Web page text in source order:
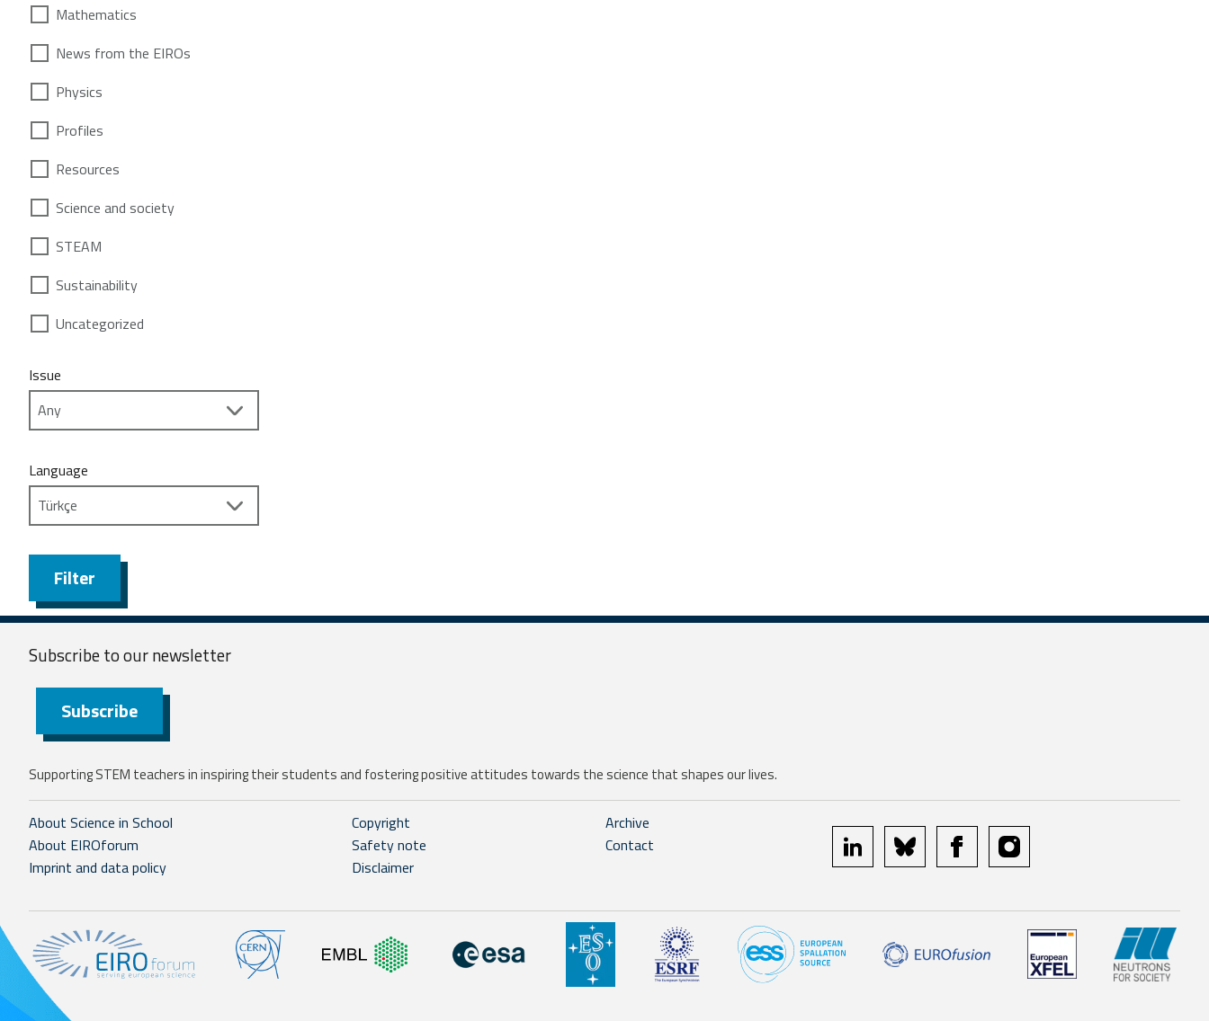
Mathematics
News from the EIROs
Physics
Profiles
Resources
Science and society
STEAM
Sustainability
Uncategorized
Issue
Language
Filter
Subscribe to ournewsletter
Subscribe
Supporting STEM teachers in inspiring their students and fostering positive attitudes towards the science that shapes our lives.
About Science in School
About EIROforum
Imprint and data policy
Copyright
Safety note
Disclaimer
Archive
Contact
linkedin bluesky facebookinstagram